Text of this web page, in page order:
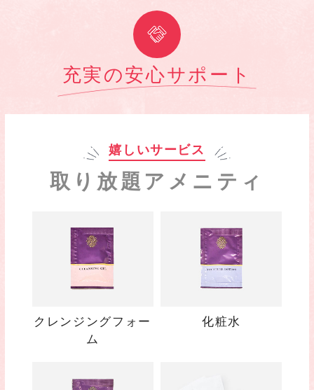
充実の安心サポート
嬉しいサービス
取り放題アメニティ
クレンジングフォー
ム
化粧水